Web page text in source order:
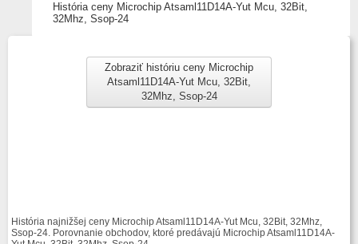
História ceny Microchip Atsaml11D14A-Yut Mcu, 32Bit,
32Mhz, Ssop-24
Zobraziť históriu ceny Microchip
Atsaml11D14A-Yut Mcu, 32Bit,
32Mhz, Ssop-24
História najnižšej ceny Microchip Atsaml11D14A-Yut Mcu, 32Bit, 32Mhz,
Ssop-24. Porovnanie obchodov, ktoré predávajú Microchip Atsaml11D14A-